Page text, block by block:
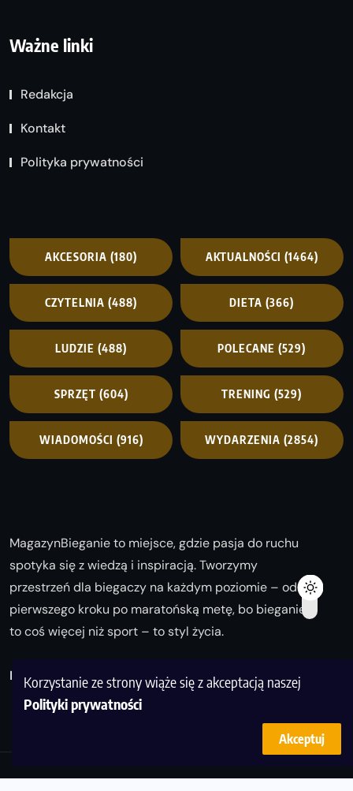
Korzystanie ze strony wiąże się z akceptacją naszej
Polityki prywatności
Akceptuj
Ważne linki
Redakcja
Kontakt
Polityka prywatności
AKCESORIA (180) AKTUALNOŚCI (1464)
CZYTELNIA (488) DIETA (366)
LUDZIE (488) POLECANE (529)
SPRZĘT (604) TRENING (529)
WIADOMOŚCI (916) WYDARZENIA (2854)
MagazynBieganie to miejsce, gdzie pasja do ruchu
spotyka się z wiedzą i inspiracją. Tworzymy
przestrzeń dla biegaczy na każdym poziomie – od
pierwszego kroku po maratońską metę, bo bieganie
to coś więcej niż sport – to styl życia.
Biegaj z nami i odkrywaj swoją najlepszą wersję!